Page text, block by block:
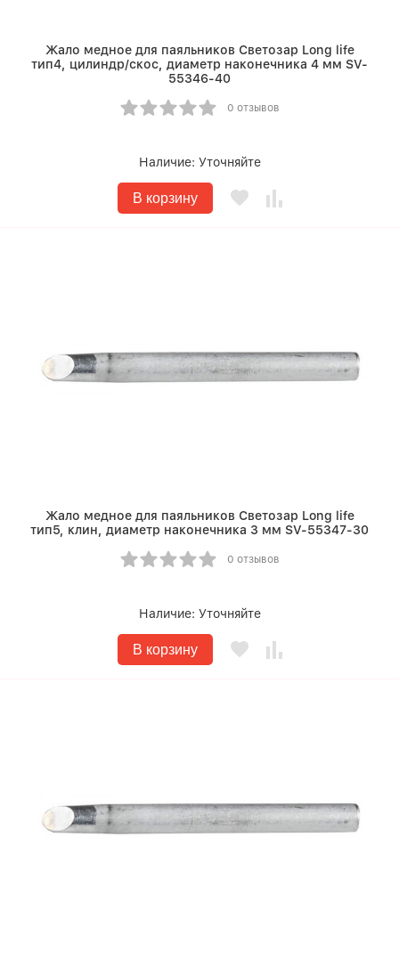
Жало медное для паяльников Светозар Long life
тип4, цилиндр/скос, диаметр наконечника 4 мм SV-
55346-40
0 отзывов
Наличие: Уточняйте
В корзину
Жало медное для паяльников Светозар Long life
тип5, клин, диаметр наконечника 3 мм SV-55347-30
0 отзывов
Наличие: Уточняйте
В корзину